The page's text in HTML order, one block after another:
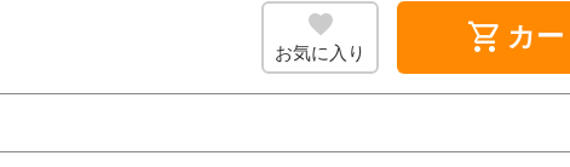
お気に入り shopping_cart カ